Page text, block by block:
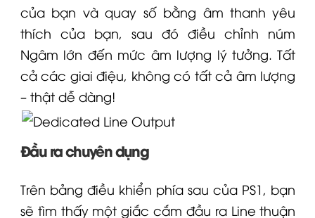
của bạn và quay số bằng âm thanh yêu
thích của bạn, sau đó điều chỉnh núm
Ngâm lớn đến mức âm lượng lý tưởng. Tất
cả các giai điệu, không có tất cả âm lượng
– thật dễ dàng!
Đầu ra chuyên dụng
Trên bảng điều khiển phía sau của PS1, bạn
sẽ tìm thấy một giắc cắm đầu ra Line thuận